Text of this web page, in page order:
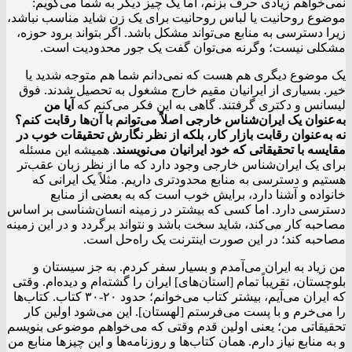
نمی‌خواهم زیادی حرف بزنم، اما یک چیز دیگر به شما می‌گویم:
موضوع روحانیت یا لباس روحانیت برای یک زن شاید مناسب نباشد،
زیرا دسترسی به منابع می‌تواند مشکل باشد. اگر بتواند برود حوزه،
مشکلی نیست؛ وگرنه می‌توان گفت یک جور محدودیت است.
یک موضوع دیگری هم هست که نمی‌دانم شما هم متوجه شدید یا
خیر. بسیاری از ایرانیان مقیم خارج مشغول به تحصیل شدند. فوق
لیسانس و دکتری گرفتند. گاهی به این فکر می‌کنم که آیا من
به‌عنوان یک ایران‌شناس خارجی اصلاً می‌توانم با آن‌ها رقابت کنم؟
نه به‌عنوان رقابت بازار کار، بلکه از نظر نگارش تحقیقات خوب در
مقایسه با تحقیقاتی که خود ایرانیان می‌نویسند. همیشه این مسئله
برای یک ایران‌شناس خارجی وجود دارد که ما از نظر زبان عقب‌تر
هستیم و دسترسی به منابع محدودتری داریم. مثلاً یک ایرانی که
خانواده و آشنا دارد، برایش خوب است که به بعضی از منابع
دسترسی دارد. اما کسی که بیشتر در زمینه انسان‌شناسی بر اساس
مصاحبه کار می‌کند، شاید سخت باشد و نتواند برگردد و در این زمینه
مصاحبه کند؛ در این صورت اینترنت یک راه‌حل است.
من زیاد به ایران می‌آمدم و بسیار سفر کردم. به جز سیستان و
بلوچستان، تقریباً تمام [استان‌های] ایران را گشته‌ام و دیده‌ام. وقتی
که ایران می‌آیم، بیشتر کتاب می‌خوانم؛ حدود ۲۰-۳۰ کتاب. کتاب‌ها
را می‌خرم و با پست می‌فرستم [لهستان]. این می‌شود اولین کار
تحقیقاتی من؛ یعنی اولین قدم وقتی که می‌خواهم موضوعی بنویسم
و به منابع نیاز دارم. همان کتاب‌ها و روزنامه‌ها و این چیزها منابع من